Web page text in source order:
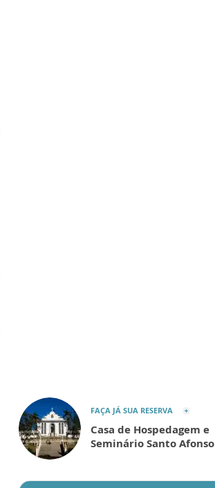
FAÇA JÁ SUA RESERVA
Casa de Hospedagem e
Seminário Santo Afonso